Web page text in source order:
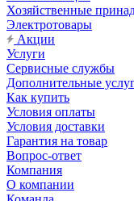
Хозяйственные
Электротовары
Акции
Услуги
Сервисные службы
Дополнительные
Как купить
Условия оплаты
Условия доставки
Гарантия на товар
Вопрос-ответ
Компания
О компании